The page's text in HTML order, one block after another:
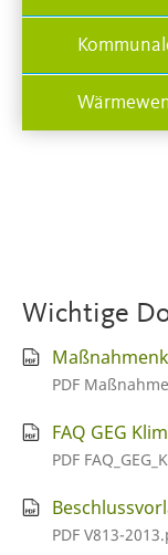
Wichtige
PDF
FAQ GEG
PDF
PDF V813-